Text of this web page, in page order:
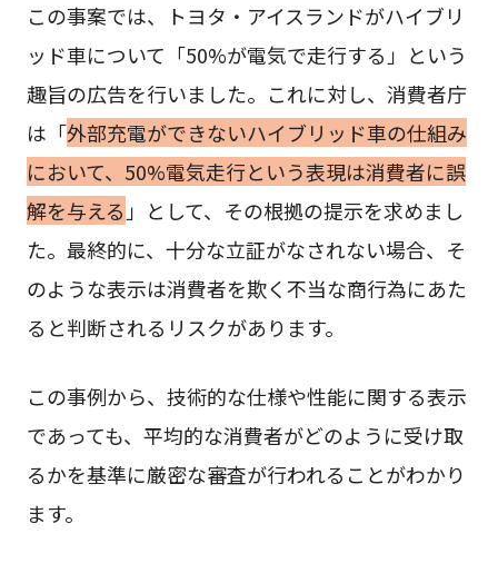
この事案では、トヨタ・アイスランドがハイブリ
ッド車について「50%が電気で走行する」という
趣旨の広告を行いました。これに対し、消費者庁
は「外部充電ができないハイブリッド車の仕組み
において、50%電気走行という表現は消費者に誤
解を与える」として、その根拠の提示を求めまし
た。最終的に、十分な立証がなされない場合、そ
のような表示は消費者を欺く不当な商行為にあた
ると判断されるリスクがあります。
この事例から、技術的な仕様や性能に関する表示
であっても、平均的な消費者がどのように受け取
るかを基準に厳密な審査が行われることがわかり
ます。